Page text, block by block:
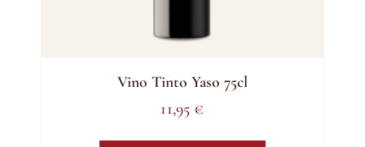
Vino Tinto Yaso 75cl
11,95 €